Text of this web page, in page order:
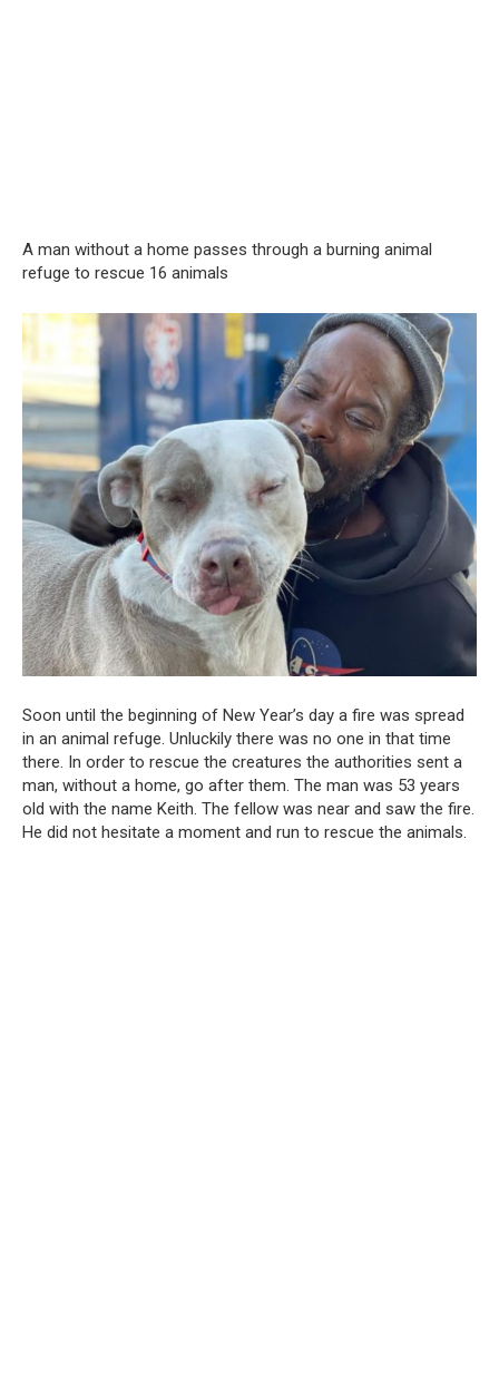
A man without a home passes through a burning animal
refuge to rescue 16 animals
Soon until the beginning of New Year’s day a fire was spread
in an animal refuge. Unluckily there was no one in that time
there. In order to rescue the creatures the authorities sent a
man, without a home, go after them. The man was 53 years
old with the name Keith. The fellow was near and saw the fire.
He did not hesitate a moment and run to rescue the animals.